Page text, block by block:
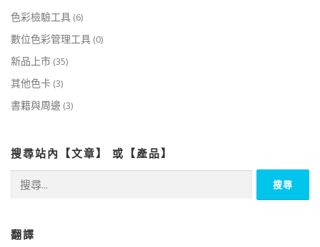
色彩檢驗工具 (6)
數位色彩管理工具 (0)
新品上市 (35)
其他色卡 (3)
書籍與周邊 (3)
搜尋站內【文章】 或【產品】
字:
翻譯